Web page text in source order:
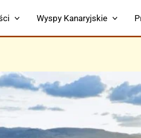
Wyspy Kanaryjskie